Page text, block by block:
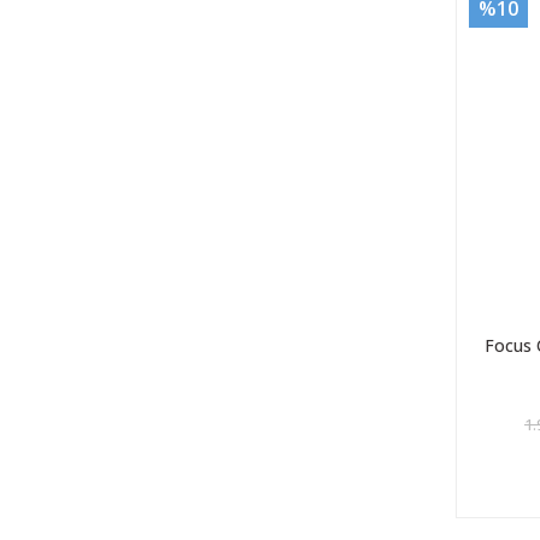
%10
Focus